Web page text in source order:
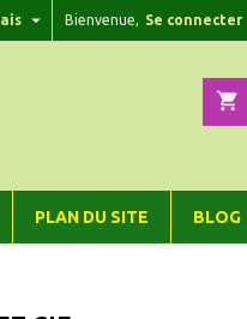
Bienvenue, Se connecter

shopping_cart
PLAN DU SITE BLOG